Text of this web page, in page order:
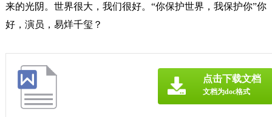
来的光阴。世界很大，我们很好。“你保护世界，我保护你”你
好，演员，易烊千玺？
点击下载文档
文档为doc格式